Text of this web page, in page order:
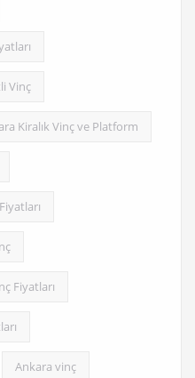
Vinç
Kiralık Vinç ve Platform
Fiyatları
Ankara vinç